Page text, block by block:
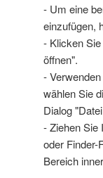
- Um eine
einzufügen,
- Klicken
öffnen".
-
wählen Sie
Dialog
- Ziehen Sie
oder
Bereich